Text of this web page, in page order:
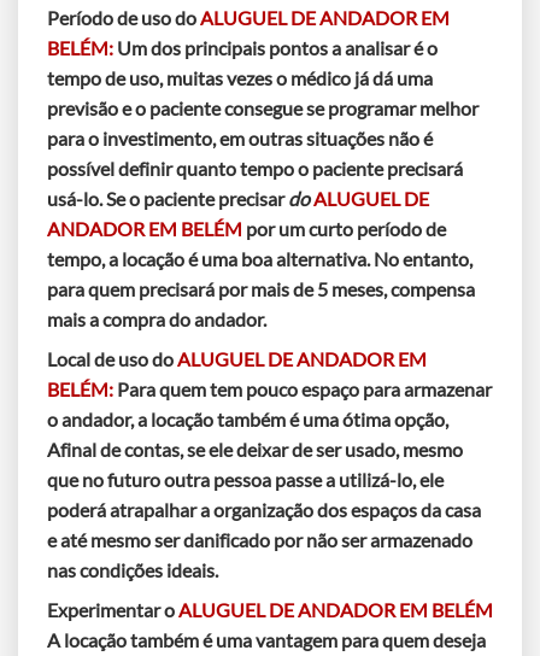
Período de uso doALUGUEL DE ANDADOR EM
BELÉM: Um dos principais pontos a analisar é o
tempo de uso, muitas vezes o médico já dá uma
previsão e o paciente consegue se programar melhor
para o investimento, em outras situações não é
possível definir quanto tempo o paciente precisará
usá-lo. Se o paciente precisardoALUGUEL DE
ANDADOR EM BELÉM por um curto período de
tempo, a locação é uma boa alternativa. No entanto,
para quem precisará por mais de 5 meses, compensa
mais a compra do andador.
Local de uso doALUGUEL DE ANDADOR EM
BELÉM: Para quem tem pouco espaço para armazenar
o andador, a locação também é uma ótima opção,
Afinal de contas, se ele deixar de ser usado, mesmo
que no futuro outra pessoa passe a utilizá-lo, ele
poderá atrapalhar a organização dos espaços da casa
e até mesmo ser danificado por não ser armazenado
nas condições ideais.
Experimentar oALUGUEL DE ANDADOR EM BELÉM
A locação também é uma vantagem para quem deseja